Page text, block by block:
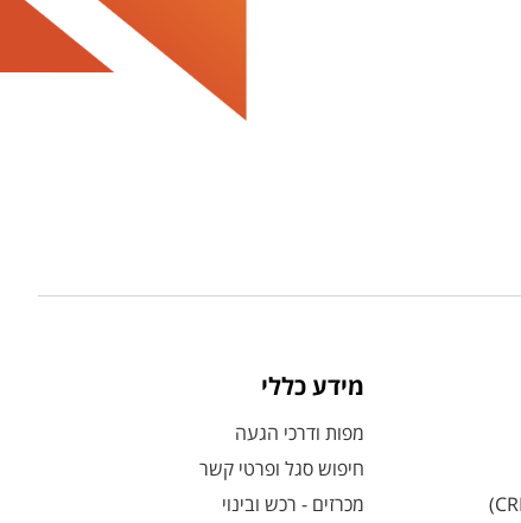
מידע כללי
מפות ודרכי הגעה
חיפוש סגל ופרטי קשר
מכרזים - רכש ובינוי